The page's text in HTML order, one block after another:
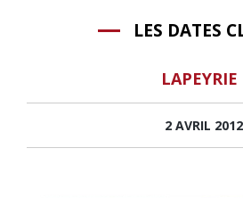
LES DATES
LAPEYRIE
2 AVRIL 2012